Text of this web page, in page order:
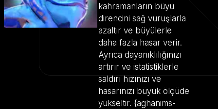
kahramanların büyü
direncini sağ vuruşlarla
azaltır ve büyülerle
daha fazla hasar verir.
Ayrıca dayanıklılığınızı
artırır ve istatistiklerle
saldırı hızınızı ve
hasarınızı büyük ölçüde
yükseltir. {aghanims-